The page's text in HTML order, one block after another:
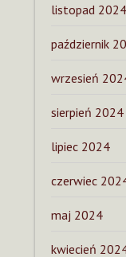
listopad 2024
październik
wrzesień
sierpień 2024
lipiec 2024
czerwiec
maj 2024
kwiecień